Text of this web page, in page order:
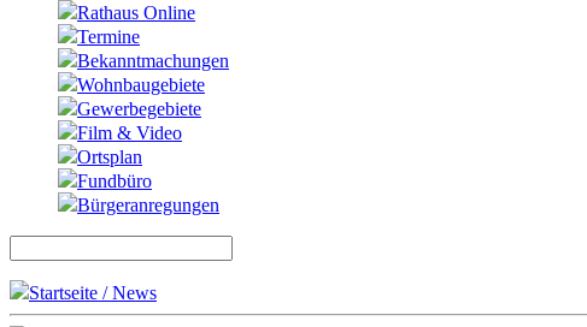
Rathaus Online
Termine
Bekanntmachungen
Wohnbaugebiete
Gewerbegebiete
Film & Video
Ortsplan
Fundbüro
Bürgeranregungen
Startseite / News